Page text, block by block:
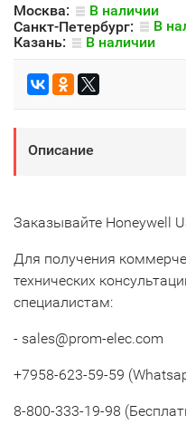
Москва:
В наличии
Санкт-Петербург:
В
Казань:
В наличии
Описание
Заказывайте Honeywell
Для получения
технических
специалистам:
- sales@prom-elec.com
+7958-623-59-59
8-800-333-19-98